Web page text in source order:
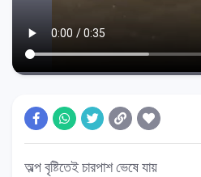
অল্প বৃষ্টিতেই চারপাশ ভেষে যায়